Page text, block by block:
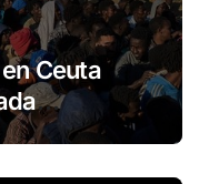
Ceuta